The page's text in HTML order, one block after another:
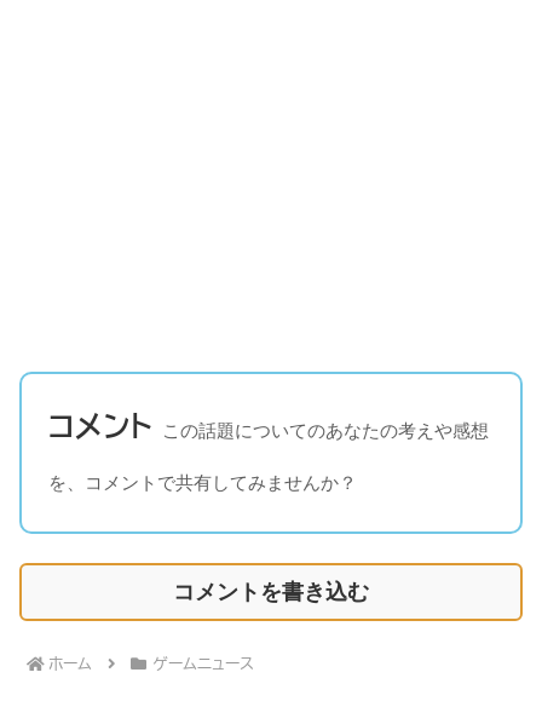
コメント この話題についてのあなたの考えや感想
を、コメントで共有してみませんか？
コメントを書き込む
ホーム ゲームニュース